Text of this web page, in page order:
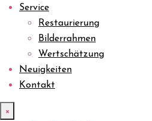
Service
Restaurierung
Bilderrahmen
Wertschätzung
Neuigkeiten
Kontakt
×